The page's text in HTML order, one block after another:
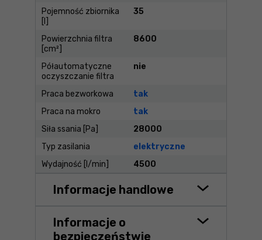
Pojemność zbiornika
35
Powierzchnia filtra
[cm²]
8600
Półautomatyczne
oczyszczanie filtra
nie
Praca bezworkowa
tak
Praca na mokro
tak
Siła ssania [Pa]
28000
Typ zasilania
elektryczne
Wydajność [l/min]
4500
Informacje handlowe
Informacje o
bezpieczeństwie